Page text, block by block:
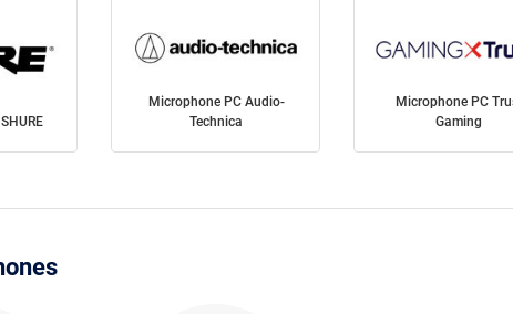
Microphone PC Audio-
Technica
Microphone PC
Gaming